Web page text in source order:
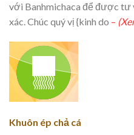
với Banhmichaca để được tư
xác. Chúc quý vị {kinh do –
Khuôn ép chả cá